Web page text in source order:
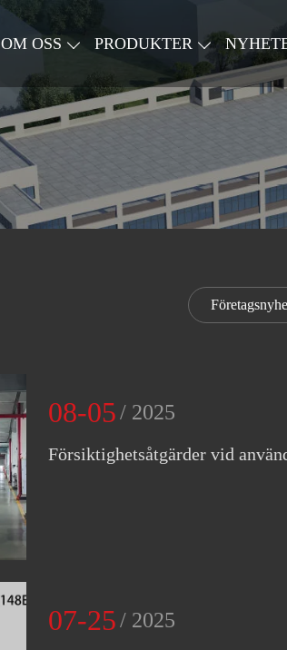
OM OSS PRODUKTER
08-05/ 2025
Försiktighetsåtgärder vid
07-25/ 2025